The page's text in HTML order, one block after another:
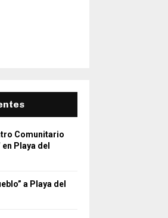
Comunitario
Playa del
a Playa del